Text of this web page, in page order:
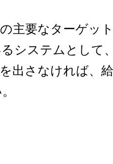
主要なターゲッ
システムとして
出さなければ、